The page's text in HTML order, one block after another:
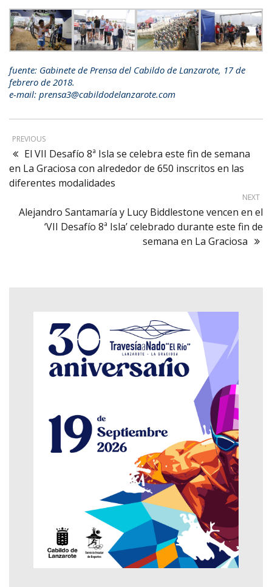
fuente: Gabinete de Prensa del Cabildo de Lanzarote, 17 de
febrero de 2018.
e-mail: prensa3@cabildodelanzarote.com
PREVIOUS
El VII Desafío 8ª Isla se celebra este fin de semana
en La Graciosa con alrededor de 650 inscritos en las
diferentes modalidades
NEXT
Alejandro Santamaría y Lucy Biddlestone vencen en el
‘VII Desafío 8ª Isla’ celebrado durante este fin de
semana en La Graciosa